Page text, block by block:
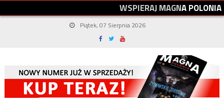
WSPIERAJMAGNAPOLONIA
Piątek, 07 Sierpnia 2026